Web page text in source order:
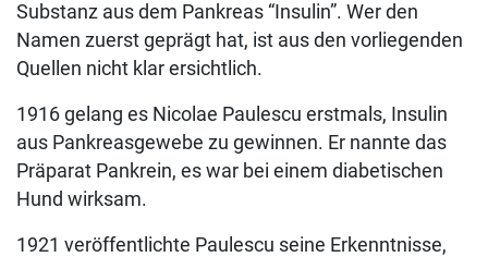
Substanz aus dem Pankreas “Insulin”. Wer den
Namen zuerst geprägt hat, ist aus den vorliegenden
Quellen nicht klar ersichtlich.
1916 gelang es Nicolae Paulescu erstmals, Insulin
aus Pankreasgewebe zu gewinnen. Er nannte das
Präparat Pankrein, es war bei einem diabetischen
Hund wirksam.
1921 veröffentlichte Paulescu seine Erkenntnisse,